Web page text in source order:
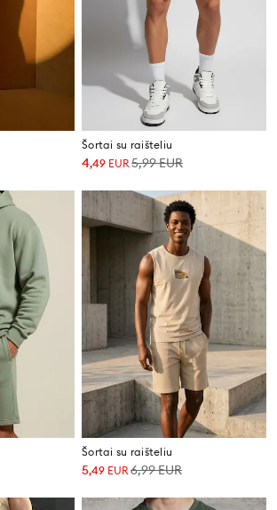
Šortai su raišteliu
4,49 EUR5,99EUR
Šortai su raišteliu
5,49 EUR 6,99EUR